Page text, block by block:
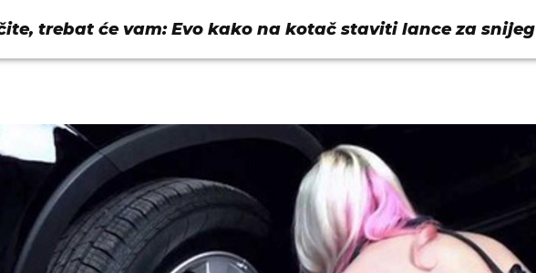
trebat će vam: Evo kako na kotač staviti lance za snijeg